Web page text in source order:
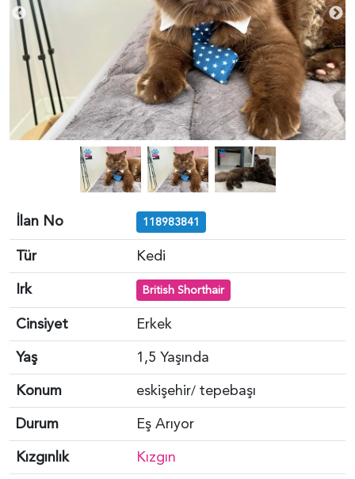
İlan No 118983841
Tür
Kedi
Irk
British Shorthair
Cinsiyet
Erkek
Yaş
1,5 Yaşında
Konum
eskişehir/ tepebaşı
Durum
Eş Arıyor
Kızgınlık
Kızgın